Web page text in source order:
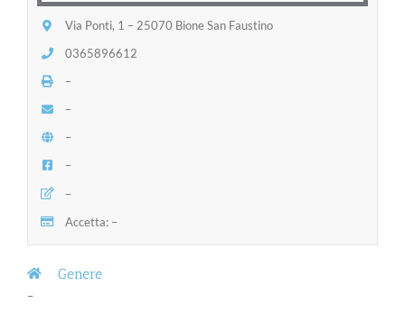
Via Ponti, 1 – 25070 Bione San Faustino
0365896612
–
–
–
–
–
Accetta: –
Genere
–